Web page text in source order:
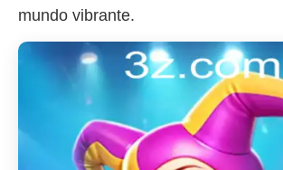
mundo vibrante.